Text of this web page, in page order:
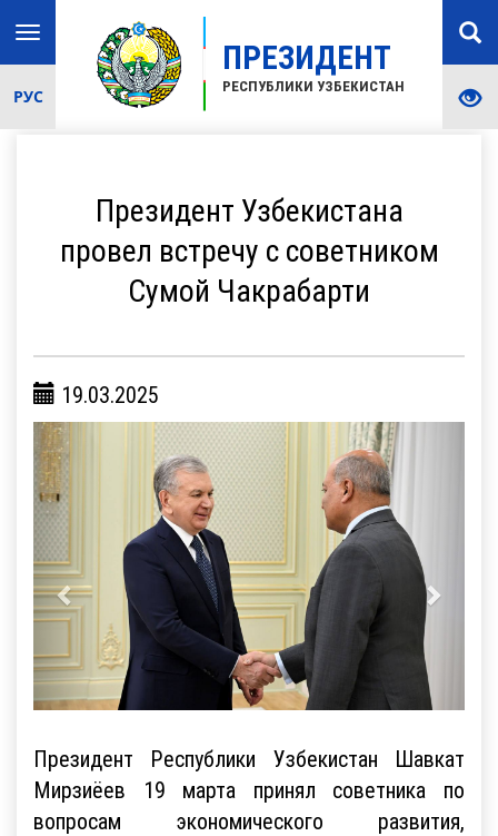
ПРЕЗИДЕНТ
РЕСПУБЛИКИ УЗБЕКИСТАН
Toggle
navigation
РУС
Президент Узбекистана
провел встречу с советником
Сумой Чакрабарти
19.03.2025
Президент Республики Узбекистан Шавкат
Мирзиёев 19 марта принял советника по
вопросам экономического развития,